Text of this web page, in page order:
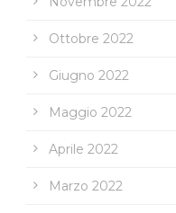
Ottobre 2022
Giugno 2022
Maggio 2022
Aprile 2022
Marzo 2022